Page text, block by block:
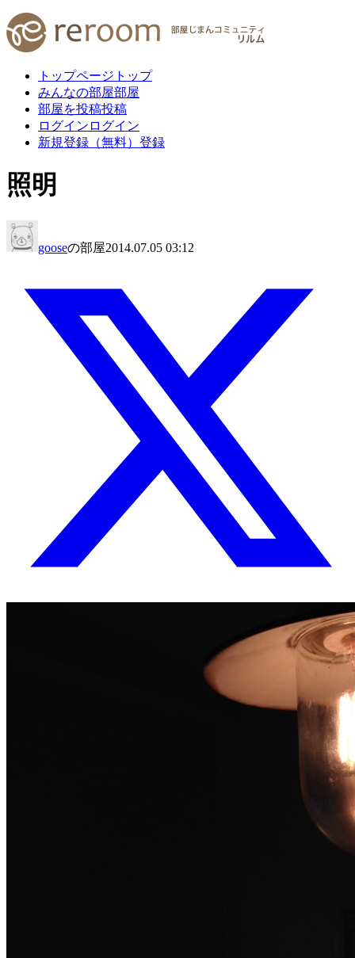
トップページ トップ
みんなの部屋部屋
部屋を投稿投稿
ログイン ログイン
新規登録（無料） 登録
照明
gooseの部屋2014.07.05 03:12